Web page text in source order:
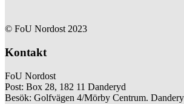
© FoU Nordost 2023
Kontakt
FoU Nordost
Post: Box 28, 182 11 Danderyd
Besök: Golfvägen 4/Mörby Centrum.